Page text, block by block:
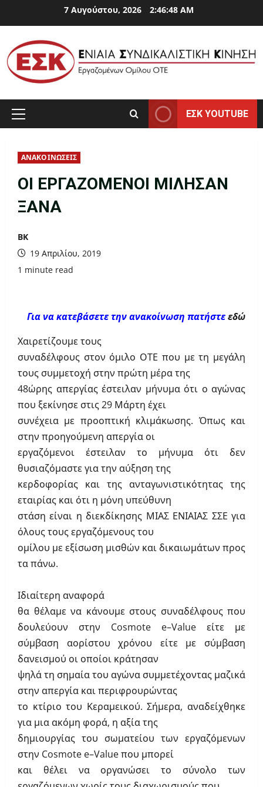
to
content
7 Αυγούστου, 2026 2:46:49 AM
Primary
ΕΣΚ YOUTUBE
ΑΝΑΚΟΙΝΩΣΕΙΣ
ΟΙ ΕΡΓΑΖΟΜΕΝΟΙ ΜΙΛΗΣΑΝ
ΞΑΝΑ
ΒΚ
19 Απριλίου, 2019
1 minute read
Για να κατεβάσετε την ανακοίνωση πατήστεεδώ
Χαιρετίζουμε τους
συναδέλφους στον όμιλο ΟΤΕ που με τη μεγάλη
τους συμμετοχή στην πρώτη μέρα της
48ώρης απεργίας έστειλαν μήνυμα ότι ο αγώνας
που ξεκίνησε στις 29 Μάρτη έχει
συνέχεια με προοπτική κλιμάκωσης. Όπως και
στην προηγούμενη απεργία οι
εργαζόμενοι έστειλαν το μήνυμα ότι δεν
θυσιαζόμαστε για την αύξηση της
κερδοφορίας και της ανταγωνιστικότητας της
εταιρίας και ότι η μόνη υπεύθυνη
στάση είναι η διεκδίκησης ΜΙΑΣ ΕΝΙΑΙΑΣ ΣΣΕ για
όλους τους εργαζόμενους του
ομίλου με εξίσωση μισθών και δικαιωμάτων προς
τα πάνω.
Ιδιαίτερη αναφορά
θα θέλαμε να κάνουμε στους συναδέλφους που
δουλεύουν στην Cosmote e–Value είτε με
σύμβαση αορίστου χρόνου είτε με σύμβαση
δανεισμού οι οποίοι κράτησαν
ψηλά τη σημαία του αγώνα συμμετέχοντας μαζικά
στην απεργία και περιφρουρώντας
το κτίριο του Κεραμεικού. Σήμερα, αναδείχθηκε
για μια ακόμη φορά, η αξία της
δημιουργίας του σωματείου των εργαζόμενων
στην Cosmote e–Valueπου μπορεί
και θέλει να οργανώσει το σύνολο των